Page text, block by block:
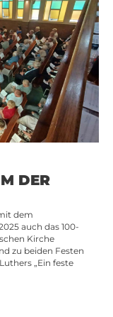
DER
dem
auch das 100-
Kirche
zu beiden Festen
„Ein feste